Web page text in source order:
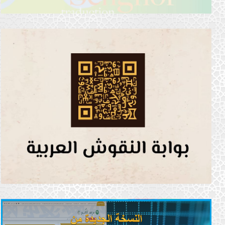
Arab Center for Arabization, Translation,
Authorship and Publication (Damascus)
المراكز الخارجية
Institute of Arab Research and Studies (Cairo)